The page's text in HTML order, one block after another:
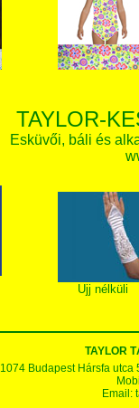
TAYLOR-
Esküvői, báli és
Ujj nélküli
TAYLOR
1074 Budapest Hársfa utca
Email: